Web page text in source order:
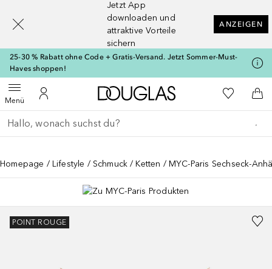
Jetzt App
downloaden und
attraktive Vorteile
sichern
ANZEIGEN
25-30 % Rabatt ohne Code + Gratis-Versand. Jetzt Sommer-Must-
Haves shoppen!
MenüMenü öffnenZu Meinem Kundenkonto
Zur Douglas Startseite
Zu Meiner
Gehe zurück
Suche ausführen
Homepage Lifestyle Schmuck Ketten MYC-Paris Sechseck-
POINT ROUGE
[navigation.slideout.screenreader]